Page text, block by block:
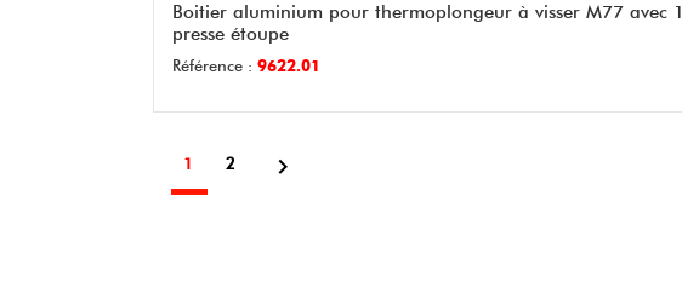
Boitier aluminium pour thermoplongeur à visser M77 avec 1
presse étoupe
Référence : 9622.01
1 2 